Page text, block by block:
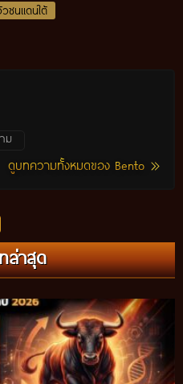
ชนแดนใต้
ม
ดูบทความทั้งหมดของ Bento
ล่าสุด
นดั้งเดิมที่สืบทอดผ่านภูมิปัญญา